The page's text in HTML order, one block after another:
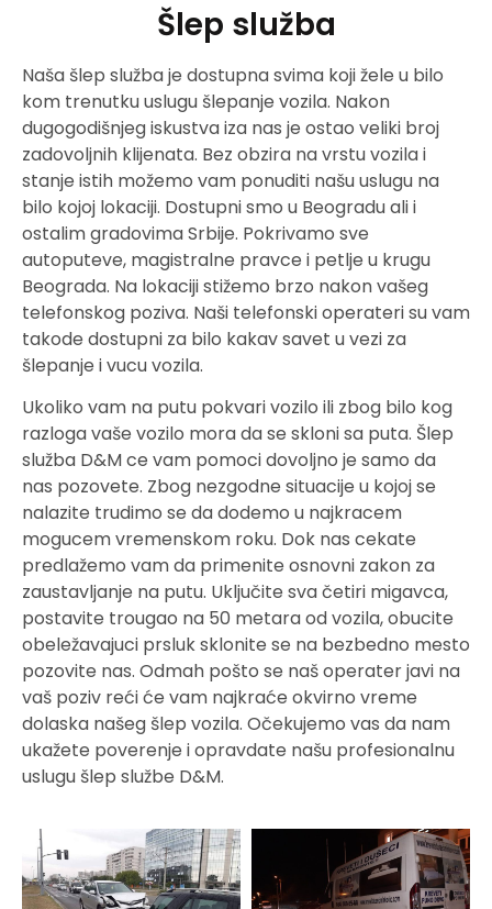
Šlep služba
Naša šlep služba je dostupna svima koji žele u bilo
kom trenutku uslugu šlepanje vozila. Nakon
dugogodišnjeg iskustva iza nas je ostao veliki broj
zadovoljnih klijenata. Bez obzira na vrstu vozila i
stanje istih možemo vam ponuditi našu uslugu na
bilo kojoj lokaciji. Dostupni smo u Beogradu ali i
ostalim gradovima Srbije. Pokrivamo sve
autoputeve, magistralne pravce i petlje u krugu
Beograda. Na lokaciji stižemo brzo nakon vašeg
telefonskog poziva. Naši telefonski operateri su vam
takode dostupni za bilo kakav savet u vezi za
šlepanje i vucu vozila.
Ukoliko vam na putu pokvari vozilo ili zbog bilo kog
razloga vaše vozilo mora da se skloni sa puta. Šlep
služba D&M ce vam pomoci dovoljno je samo da
nas pozovete. Zbog nezgodne situacije u kojoj se
nalazite trudimo se da dodemo u najkracem
mogucem vremenskom roku. Dok nas cekate
predlažemo vam da primenite osnovni zakon za
zaustavljanje na putu. Uključite sva četiri migavca,
postavite trougao na 50 metara od vozila, obucite
obeležavajuci prsluk sklonite se na bezbedno mesto
pozovite nas. Odmah pošto se naš operater javi na
vaš poziv reći će vam najkraće okvirno vreme
dolaska našeg šlep vozila. Očekujemo vas da nam
ukažete poverenje i opravdate našu profesionalnu
uslugu šlep službe D&M.